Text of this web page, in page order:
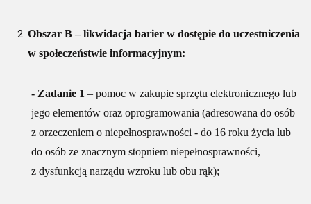
Obszar B – likwidacja barier w dostępie do uczestniczenia
w społeczeństwie informacyjnym:
- Zadanie 1 – pomoc w zakupie sprzętu elektronicznego lub
jego elementów oraz oprogramowania (adresowana do osób
z orzeczeniem o niepełnosprawności - do 16 roku życia lub
do osób ze znacznym stopniem niepełnosprawności,
z dysfunkcją narządu wzroku lub obu rąk);